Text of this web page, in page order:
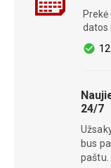
Prekė
datos
24/7
bus
paštu.